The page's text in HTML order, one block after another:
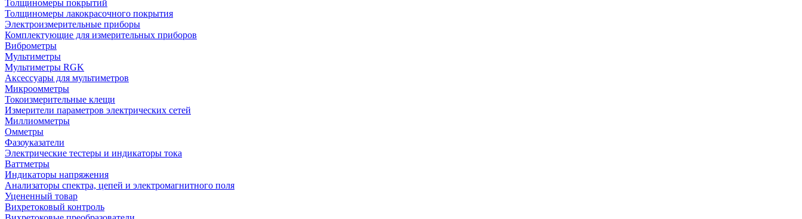
Толщиномеры покрытий
Толщиномеры лакокрасочного покрытия
Электроизмерительные приборы
Комплектующие для измерительных приборов
Виброметры
Мультиметры
Мультиметры RGK
Аксессуары для мультиметров
Микроомметры
Токоизмерительные клещи
Измерители параметров электрических сетей
Миллиомметры
Омметры
Фазоуказатели
Электрические тестеры и индикаторы тока
Ваттметры
Индикаторы напряжения
Анализаторы спектра, цепей и электромагнитного поля
Уцененный товар
Вихретоковый контроль